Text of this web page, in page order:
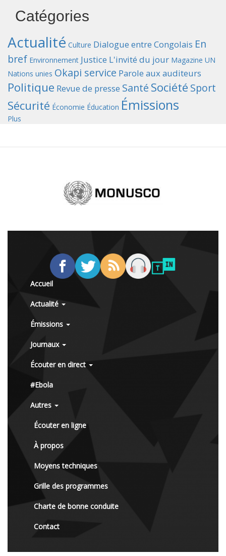
Catégories
Actualité Culture Dialogue entre Congolais En
bref Environnement Justice L'invité du jour Magazine UN
Nations unies Okapi service Parole aux auditeurs
Politique Revue de presse Santé Société Sport
Sécurité Économie Éducation Émissions
Plus
Accueil
Actualité
Émissions
Journaux
Écouter en direct
#Ebola
Autres
Écouter en ligne
À propos
Moyens techniques
Grille des programmes
Charte de bonne conduite
Contact